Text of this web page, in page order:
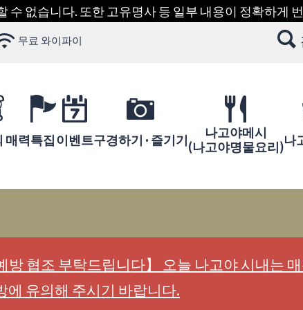
수 없습니다. 또한 고유명사 등 일부 내용이 정확하게
무료 와이파이
매력특집이벤트구경하기 · 즐기기
나고야메시
(나고야명물요리)나
방 협조 부탁드립니다】 오늘 나고야 시내는
에 유의해 주시기 바랍니다.